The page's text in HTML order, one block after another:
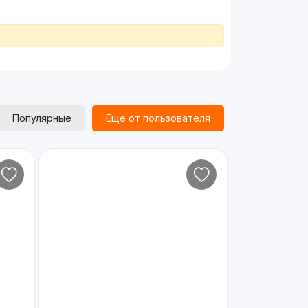
Популярные Еще от пользователя